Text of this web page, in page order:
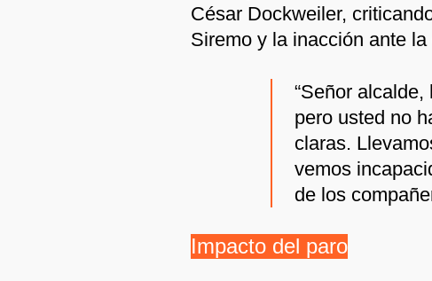
César Dockweiler,
Siremo y la inacción ante
“Señor
pero usted no
claras.
vemos
de los
Impacto del paro